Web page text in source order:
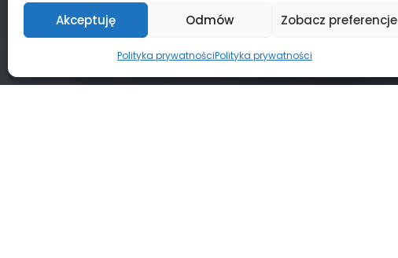
Akceptuję Odmów Zobacz preferencje
Polityka prywatnościPolityka prywatności